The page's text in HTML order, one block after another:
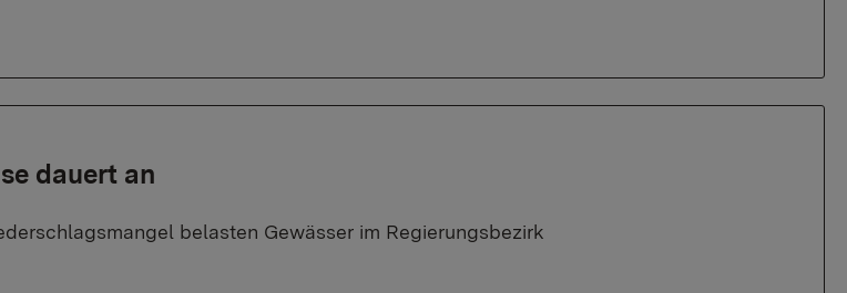
dauert an
belasten Gewässer im Regierungsbezirk